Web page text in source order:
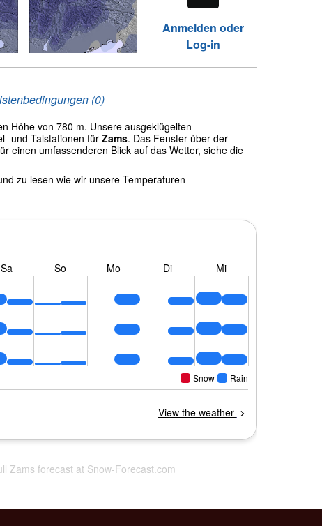
Anmelden oder
Log-in
(0)
Höhe von 780 m. Unsere ausgeklügelten
und Talstationen für Zams. Das Fenster über der
einen umfassenderen Blick auf das Wetter, siehe die
zu lesen wie wir unsere Temperaturen
Zams forecast at Snow-Forecast.com